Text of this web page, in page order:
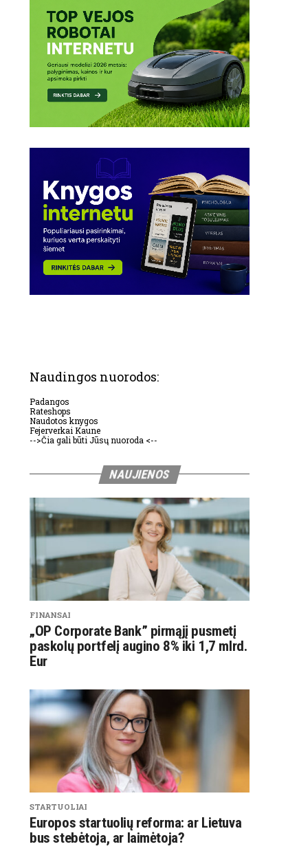
Naudingos nuorodos:
Padangos
Rateshops
Naudotos knygos
Fejerverkai Kaune
-->Čia gali būti Jūsų nuoroda <--
NAUJIENOS
FINANSAI
„OP Corporate Bank” pirmąjį pusmetį
paskolų portfelį augino 8% iki 1,7 mlrd.
Eur
STARTUOLIAI
Europos startuolių reforma: ar Lietuva
bus stebėtoja, ar laimėtoja?